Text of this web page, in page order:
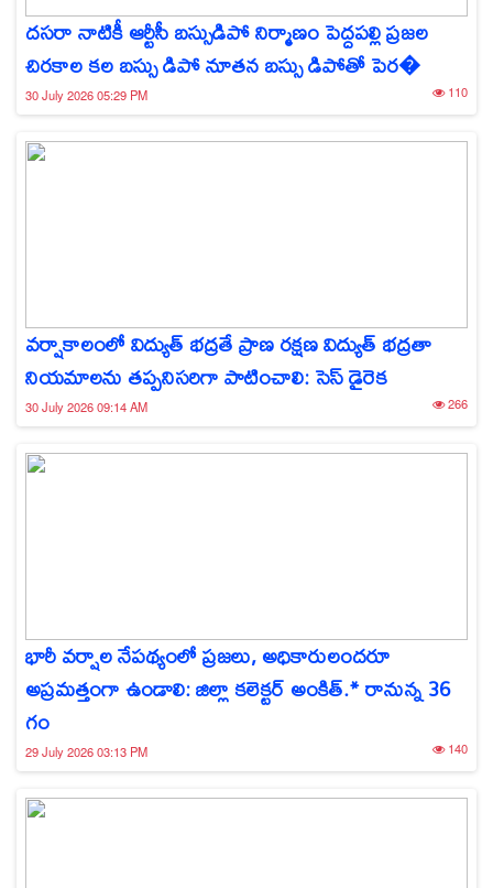
దసరా నాటికీ ఆర్టీసీ బస్సుడిపో నిర్మాణం పెద్దపల్లి ప్రజల
చిరకాల కల బస్సు డిపో నూతన బస్సు డిపోతో పెర�
30 July 2026 05:29 PM 110
వర్షాకాలంలో విద్యుత్ భద్రతే ప్రాణ రక్షణ విద్యుత్ భద్రతా
నియమాలను తప్పనిసరిగా పాటించాలి: సెస్ డైరెక
30 July 2026 09:14 AM 266
భారీ వర్షాల నేపథ్యంలో ప్రజలు, అధికారులందరూ
అప్రమత్తంగా ఉండాలి: జిల్లా కలెక్టర్ అంకిత్.* రానున్న 36
గం
29 July 2026 03:13 PM 140